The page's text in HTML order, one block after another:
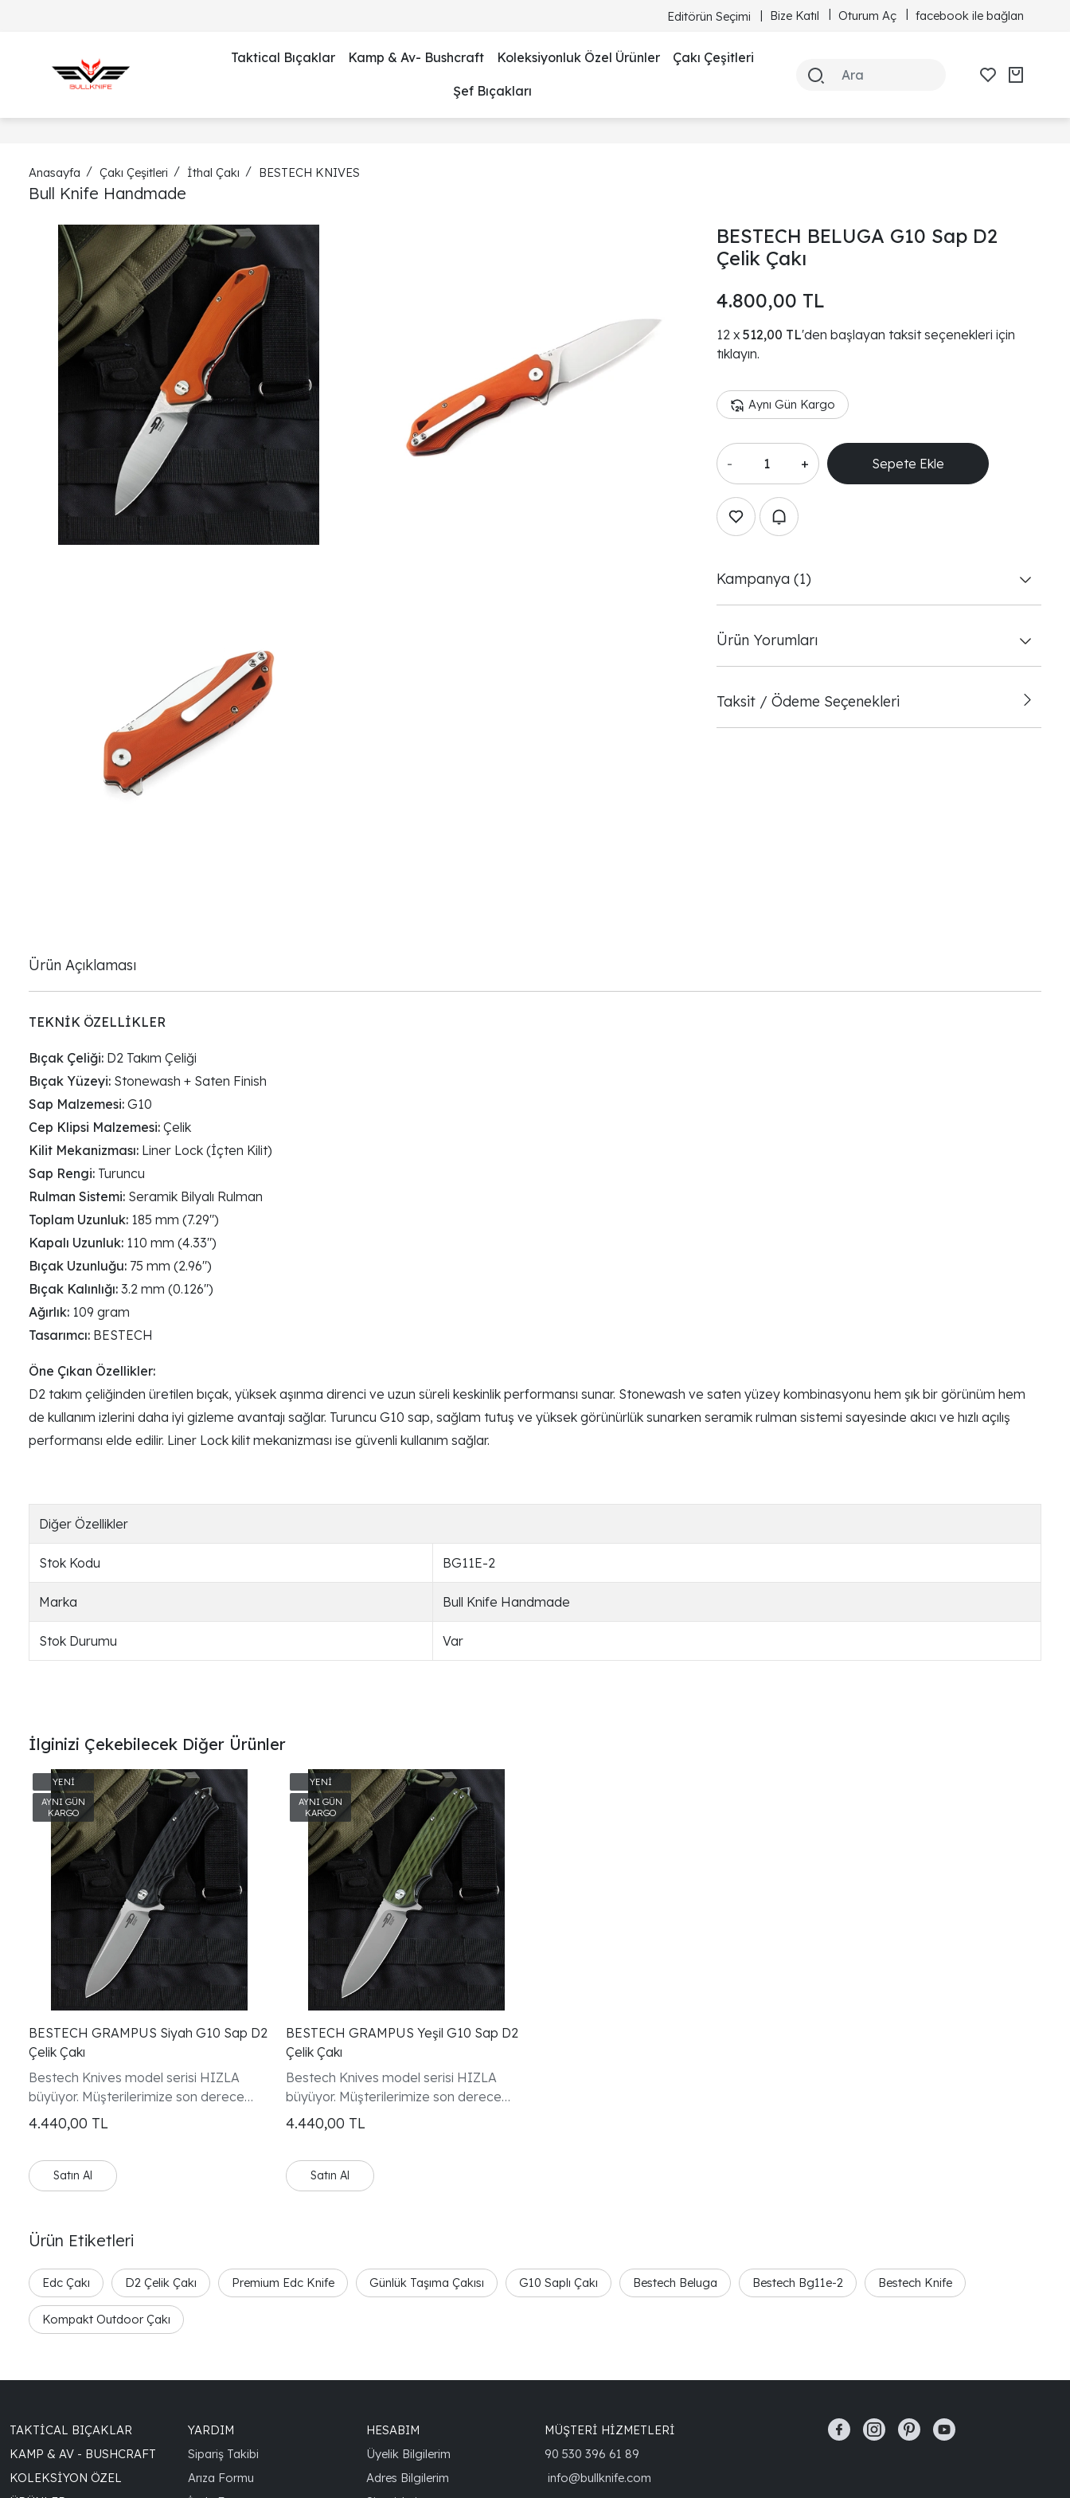
Editörün Seçimi Bize Katıl Oturum Aç facebook ile bağlan
Taktical Bıçaklar Kamp & Av- Bushcraft Koleksiyonluk Özel Ürünler Çakı Çeşitleri
Şef Bıçakları
Anasayfa Çakı Çeşitleri İthal Çakı BESTECH KNIVES
Bull Knife Handmade
BESTECH BELUGA G10 Sap D2
Çelik Çakı
4.800,00 TL
512,00 TL'den başlayan taksit seçenekleri için
tıklayın.
Aynı Gün Kargo
- + Sepete Ekle
Kampanya (1)
Ürün Yorumları
Taksit / Ödeme Seçenekleri
Ürün Açıklaması
TEKNİK ÖZELLİKLER
Bıçak Çeliği: D2 Takım Çeliği
Bıçak Yüzeyi: Stonewash + Saten Finish
Sap Malzemesi: G10
Cep Klipsi Malzemesi: Çelik
Kilit Mekanizması: Liner Lock (İçten Kilit)
Sap Rengi: Turuncu
Rulman Sistemi: Seramik Bilyalı Rulman
Toplam Uzunluk: 185 mm (7.29")
Kapalı Uzunluk: 110 mm (4.33")
Bıçak Uzunluğu: 75 mm (2.96")
Bıçak Kalınlığı: 3.2 mm (0.126")
Ağırlık: 109 gram
Tasarımcı: BESTECH
Öne Çıkan Özellikler:
D2 takım çeliğinden üretilen bıçak, yüksek aşınma direnci ve uzun süreli keskinlik performansı sunar. Stonewash ve saten yüzey kombinasyonu hem şık bir görünüm hem
de kullanım izlerini daha iyi gizleme avantajı sağlar. Turuncu G10 sap, sağlam tutuş ve yüksek görünürlük sunarken seramik rulman sistemi sayesinde akıcı ve hızlı açılış
performansı elde edilir. Liner Lock kilit mekanizması ise güvenli kullanım sağlar.
Diğer Özellikler
Stok Kodu BG11E-2
Marka Bull Knife Handmade
Stok Durumu Var
İlginizi Çekebilecek Diğer Ürünler
BESTECH GRAMPUS Siyah G10 Sap D2
Çelik Çakı
Bestech Knives model serisi HIZLA
büyüyor. Müşterilerimize son derece
tasarlanmış ve üretilmiş bıçaklar
sunmayı hedeflediğimiz için tüm
olduğunu duyurmaktan gurur duyuyoruz
4.440,00 TL
Satın Al
BESTECH GRAMPUS Yeşil G10 Sap D2
Çelik Çakı
Bestech Knives model serisi HIZLA
büyüyor. Müşterilerimize son derece
tasarlanmış ve üretilmiş bıçaklar
sunmayı hedeflediğimiz için tüm
olduğunu duyurmaktan gurur duyuyoruz
4.440,00 TL
Satın Al
Ürün Etiketleri
Edc Çakı D2 Çelik Çakı Premium Edc Knife Günlük Taşıma Çakısı G10 Saplı Çakı Bestech Beluga Bestech Bg11e-2 Bestech Knife
Kompakt Outdoor Çakı
TAKTICAL BIÇAKLAR
KAMP & AV - BUSHCRAFT
KOLEKSIYON ÖZEL
YARDIM
Sipariş Takibi
Arıza Formu
HESABIM
Üyelik Bilgilerim
Adres Bilgilerim
MÜŞTERİ HİZMETLERİ
90 530 396 61 89
info@bullknife.com